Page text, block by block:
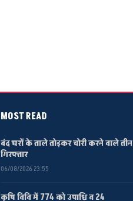
MOST READ
बंद घरों के ताले तोड़कर चोरी करने वाले तीन
गिरफ्तार
06/08/2026 23:55
कृषि विवि में 774 को उपाधि व 24